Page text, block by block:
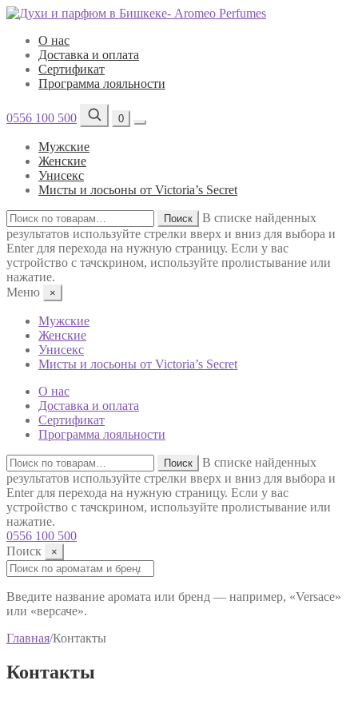
О нас
Доставка и оплата
Сертификат
Программа лояльности
0556 100 500 0
Мужские
Женские
Унисекс
Мисты и лосьоны от Victoria’s Secret
Искать:
Поиск
В списке найденных
результатов используйте стрелки вверх и вниз для выбора и
Enter для перехода на нужную страницу. Если у вас
устройство с тачскрином, используйте пролистывание или
нажатие.
Меню
×
Мужские
Женские
Унисекс
Мисты и лосьоны от Victoria’s Secret
О нас
Доставка и оплата
Сертификат
Программа лояльности
Искать:
Поиск
В списке найденных
результатов используйте стрелки вверх и вниз для выбора и
Enter для перехода на нужную страницу. Если у вас
устройство с тачскрином, используйте пролистывание или
нажатие.
0556 100 500
Поиск
×
Поиск:
Введите название аромата или бренд — например, «Versace»
или «версаче».
Главная/Контакты
Контакты